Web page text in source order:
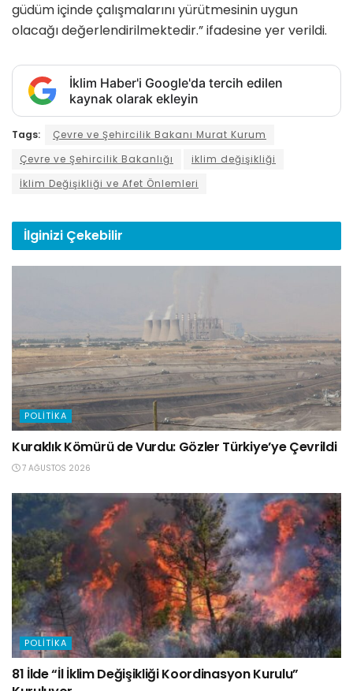
güdüm içinde çalışmalarını yürütmesinin uygun
olacağı değerlendirilmektedir.” ifadesine yer verildi.
İklim Haber'i Google'da tercih edilen
kaynak olarak ekleyin
Tags:
Çevre ve Şehircilik Bakanı Murat Kurum
Çevre ve Şehircilik Bakanlığı
iklim değişikliği
İklim Değişikliği ve Afet Önlemleri
İlginizi Çekebilir
POLITIKA
Kuraklık Kömürü de Vurdu: Gözler Türkiye’ye Çevrildi
7 AĞUSTOS 2026
POLITIKA
81 İlde “İl İklim Değişikliği Koordinasyon Kurulu”